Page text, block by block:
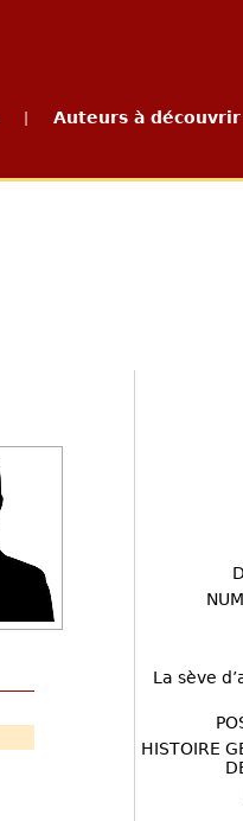
Auteurs à découvrir
La sève
HISTOIRE